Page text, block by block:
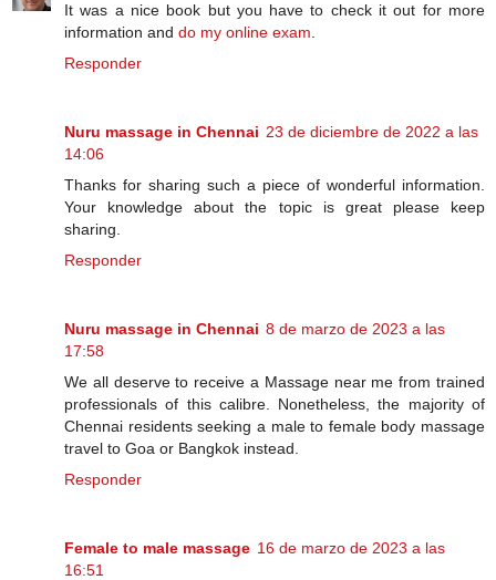
It was a nice book but you have to check it out for more
information and do my online exam
Responder
Nuru massage in Chennai 23 de diciembre de 2022 a las
14:06
Thanks for sharing such a piece of wonderful information.
Your knowledge about the topic is great please keep
sharing.
Responder
Nuru massage in Chennai 8 de marzo de 2023 a las
17:58
We all deserve to receive a Massage near me from trained
professionals of this calibre. Nonetheless, the majority of
Chennai residents seeking a male to female body massage
travel to Goa or Bangkok instead.
Responder
Female to male massage 16 de marzo de 2023 a las
16:51